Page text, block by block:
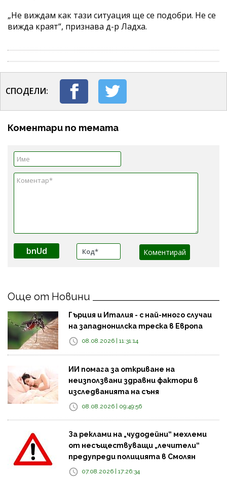
„Не виждам как тази ситуация ще се подобри. Не се
вижда краят“, признава д-р Ладха.
СПОДЕЛИ:
Коментари по темата
bnUd
Още от Новини
Гърция и Италия - с най-много случаи
на западнонилска треска в Европа
08.08.2026 | 11:31:14
ИИ помага за откриване на
неизползвани здравни фактори в
изследванията на съня
08.08.2026 | 09:49:56
За реклами на „чудодейни“ мехлеми
от несъществуващи „лечители“
предупреди полицията в Смолян
07.08.2026 | 17:26:34